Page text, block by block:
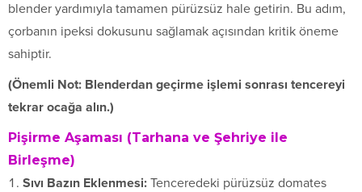
blender yardımıyla tamamen pürüzsüz hale getirin. Bu adım,
çorbanın ipeksi dokusunu sağlamak açısından kritik öneme
sahiptir.
(Önemli Not: Blenderdan geçirme işlemi sonrası tencereyi
tekrar ocağa alın.)
Pişirme Aşaması (Tarhana ve Şehriye ile
Birleşme)
Sıvı Bazın Eklenmesi: Tenceredeki pürüzsüz domates